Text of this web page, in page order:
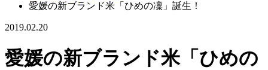
愛媛の新ブランド米「ひめの凜」誕生！
2019.02.20
愛媛の新ブランド米「ひめの